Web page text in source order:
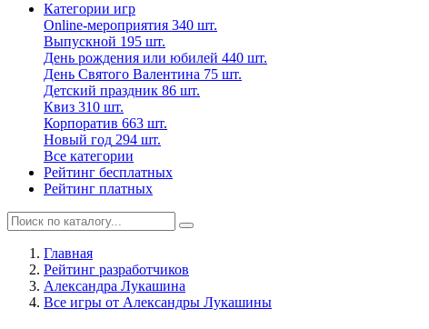
Категории игр
Online-мероприятия 340 шт.
Выпускной 195 шт.
День рождения или юбилей 440 шт.
День Святого Валентина 75 шт.
Детский праздник 86 шт.
Квиз 310 шт.
Корпоратив 663 шт.
Новый год 294 шт.
Все категории
Рейтинг бесплатных
Рейтинг платных
Главная
Рейтинг разработчиков
Александра Лукашина
Все игры от Александры Лукашины